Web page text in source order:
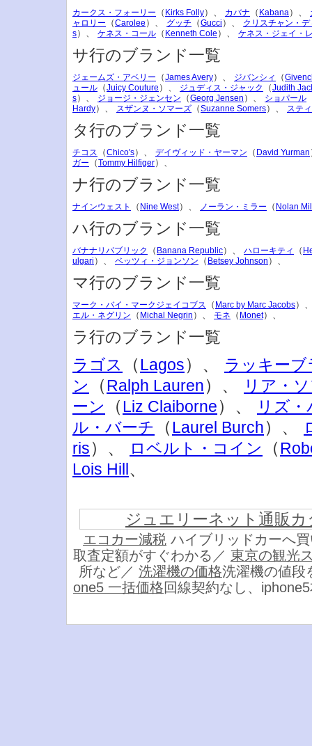
カークス・フォーリー （ Kirks Folly）、 カバナ （ Kabana ）、
ャロリー
（Carolee ）、 グッチ （Gucci ）、
クリスチャン・
s）、 ケネス・コール （ Kenneth Cole ）、 ケネス・ジェイ・
サ行のブランド一覧
ジェームズ・アベリー （James Avery）、 ジバンシィ （
ュール （Juicy Couture ）、 ジュディス・ジャック （Judith
s）、 ジョージ・ジェンセン （Georg Jensen ）、 ショパール
Hardy）、 スザンヌ・ソマーズ （Suzanne Somers）、 ステ
タ行のブランド一覧
チコス （Chico's）、 デイヴィッド・ヤーマン （ David Yurman
ガー （Tommy Hilfiger）、
ナ行のブランド一覧
ナインウェスト （ Nine West）、 ノーラン・ミラー （ Nolan
ハ行のブランド一覧
バナナリパブリック （ Banana Republic）、 ハローキティ （
ulgari ）、 ベッツィ・ジョンソン （ Betsey Johnson ）、
マ行のブランド一覧
マーク・バイ・マークジェイコブス （ Marc by Marc Jacobs）
エル・ネグリン （ Michal Negrin ）、 モネ （ Monet）、
ラ行のブランド一覧
ラゴス
（Lagos）、
ラッキー
ン
（Ralph Lauren）、
リア・
ーン
（Liz Claiborne）、
リズ
ル・バーチ
（Laurel Burch）、
ris）、 ロベルト・コイン （
Lois Hill
ジュエリーネット通販
エコカー減税 ハイブリッドカーへ
取査定額がすぐわかる／ 東京の観光
所など／ 洗濯機の価格洗濯機の値
one5 一括価格回線契約なし、